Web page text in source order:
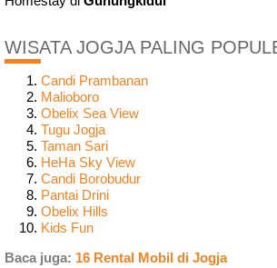
WISATA JOGJA PALING
Candi Prambanan
Malioboro
Obelix Sea View
Tugu Jogja
Taman Sari
HeHa Sky View
Candi Borobudur
Pantai Drini
Obelix Hills
Kids Fun
Baca juga: 16 Rental Mobil di Jogja